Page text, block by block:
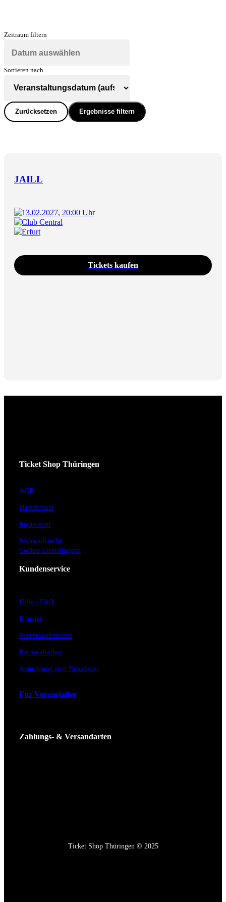
Zeitraum filtern
Sortieren nach
Zurücksetzen Ergebnisse filtern
JAILL
13.02.2027, 20:00 Uhr
Club Central
Erfurt
Tickets kaufen
Ticket Shop Thüringen
AGB
Datenschutz
Impressum
Widerrufsrecht
Cookie-Einstellungen
Kundenservice
Hilfe / FAQ
Kontakt
Vorverkaufsstellen
Barrierefreiheit
Anmeldung zum Newsletter
Für Veranstalter
Zahlungs- & Versandarten
Ticket Shop Thüringen © 2025